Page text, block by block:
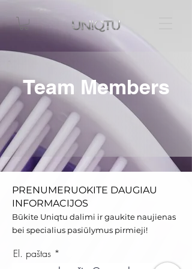
Team Members
PRENUMERUOKITE DAUGIAU
INFORMACIJOS
Būkite Uniqtu dalimi ir gaukite naujienas
bei specialius pasiūlymus pirmieji!
El. paštas